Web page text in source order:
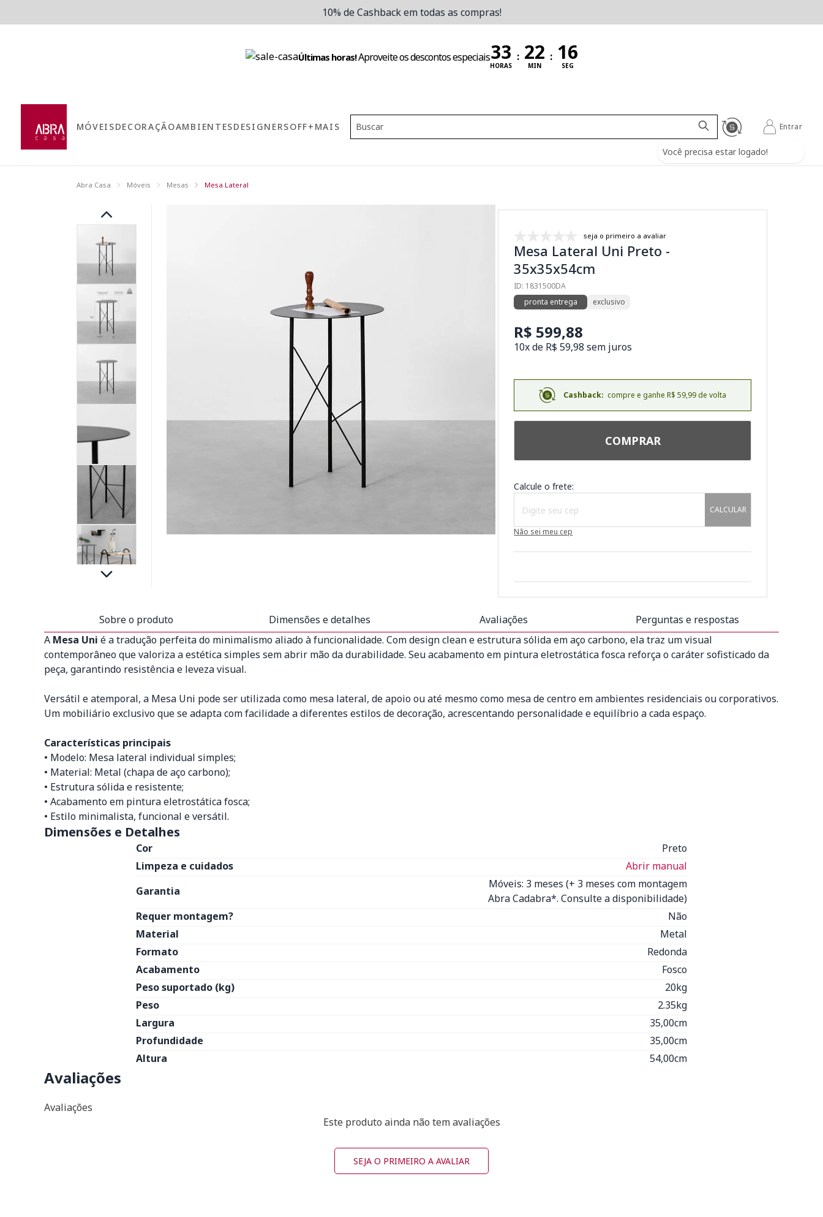
10% de Cashback em todas as compras!
Últimas horas!Aproveite os descontos especiais
HORAS
:
MIN
:
SEG
MÓVEISDECORAÇÃOAMBIENTESDESIGNERSOFF+MAIS
Você precisa estar logado!
Entrar
Abra Casa Móveis Mesas Mesa Lateral
seja o primeiro a avaliar
Mesa Lateral Uni Preto -
35x35x54cm
ID: 1831500DA
pronta entrega
exclusivo
R$ 599,88
10x de R$ 59,98 sem juros
Cashback: compre e ganhe R$ 59,99 de volta
COMPRAR
Calcule o frete:
CALCULAR
Não sei meu cep
Sobre o produto Dimensões e detalhes Avaliações
Perguntas e respostas
A Mesa Uni é a tradução perfeita do minimalismo aliado à funcionalidade. Com design clean e estrutura sólida em aço carbono, ela traz um visual
contemporâneo que valoriza a estética simples sem abrir mão da durabilidade. Seu acabamento em pintura eletrostática fosca reforça o caráter sofisticado da
peça, garantindo resistência e leveza visual.
Versátil e atemporal, a Mesa Uni pode ser utilizada como mesa lateral, de apoio ou até mesmo como mesa de centro em ambientes residenciais ou corporativos.
Um mobiliário exclusivo que se adapta com facilidade a diferentes estilos de decoração, acrescentando personalidade e equilíbrio a cada espaço.
Características principais
• Modelo: Mesa lateral individual simples;
• Material: Metal (chapa de aço carbono);
• Estrutura sólida e resistente;
• Acabamento em pintura eletrostática fosca;
• Estilo minimalista, funcional e versátil.
Dimensões e Detalhes
Cor
Preto
Limpeza e cuidados
Abrir manual
Garantia
Móveis: 3 meses (+ 3 meses com montagem
Abra Cadabra*. Consulte a disponibilidade)
Requer montagem?
Não
Material
Metal
Formato
Redonda
Acabamento
Fosco
Peso suportado (kg)
20kg
Peso
2.35kg
Largura
35,00cm
Profundidade
35,00cm
Altura
54,00cm
Avaliações
Avaliações
Este produto ainda não tem avaliações
SEJA O PRIMEIRO A AVALIAR